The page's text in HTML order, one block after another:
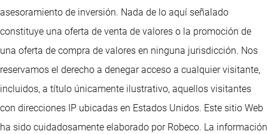
asesoramiento de inversión. Nada de lo aquí señalado
constituye una oferta de venta de valores o la promoción de
una oferta de compra de valores en ninguna jurisdicción. Nos
reservamos el derecho a denegar acceso a cualquier visitante,
incluidos, a título únicamente ilustrativo, aquellos visitantes
con direcciones IP ubicadas en Estados Unidos. Este sitio Web
ha sido cuidadosamente elaborado por Robeco. La información